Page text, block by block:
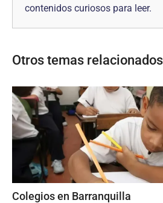
contenidos curiosos para leer.
Otros temas relacionados
Colegios en Barranquilla